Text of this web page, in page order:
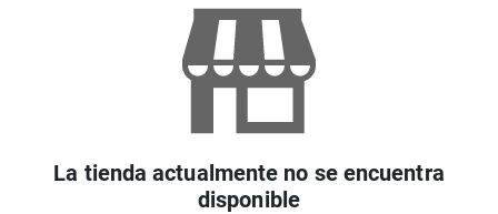
La tienda actualmente no se encuentra
disponible